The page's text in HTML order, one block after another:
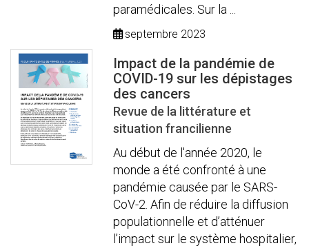
paramédicales. Sur la ...
septembre 2023
Impact de la pandémie de
COVID-19 sur les dépistages
des cancers
Revue de la littérature et
situation francilienne
Au début de l'année 2020, le
monde a été confronté à une
pandémie causée par le SARS-
CoV-2. Afin de réduire la diffusion
populationnelle et d’atténuer
l’impact sur le système hospitalier,